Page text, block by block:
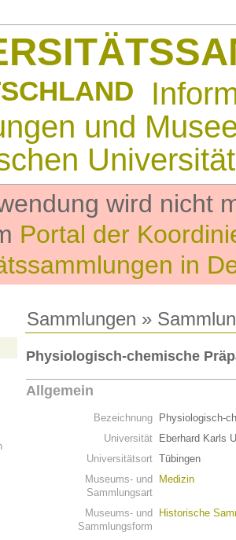
und
wird nicht
Portal der
in
Sammlungen »
Physiologisch-chemische
Allgemein
Bezeichnung
Physiologisch-
Universität
Eberhard Karls
Universitätsort Tübingen
Museums- und
Sammlungsart
Medizin
Museums- und
Sammlungsform
Historische